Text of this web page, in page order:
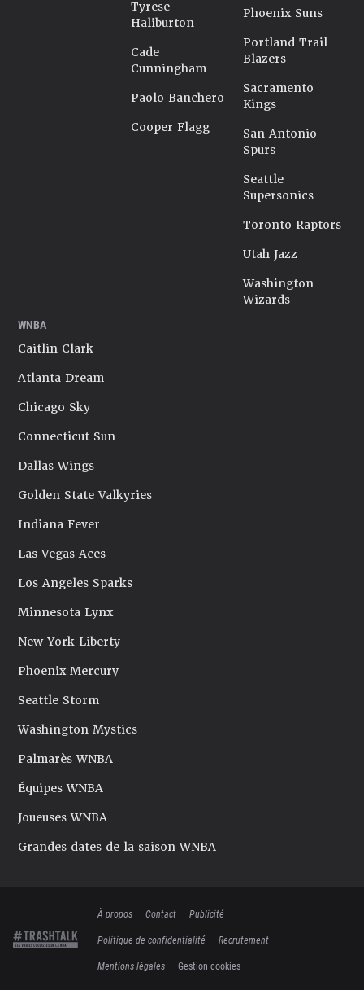
Tyrese
Haliburton
Cade
Cunningham
Paolo Banchero
Cooper Flagg
Phoenix Suns
Portland Trail
Blazers
Sacramento
Kings
San Antonio
Spurs
Seattle
Supersonics
Toronto Raptors
Utah Jazz
Washington
Wizards
WNBA
Caitlin Clark
Atlanta Dream
Chicago Sky
Connecticut Sun
Dallas Wings
Golden State Valkyries
Indiana Fever
Las Vegas Aces
Los Angeles Sparks
Minnesota Lynx
New York Liberty
Phoenix Mercury
Seattle Storm
Washington Mystics
Palmarès WNBA
Équipes WNBA
Joueuses WNBA
Grandes dates de la saison WNBA
À propos Contact
Publicité
Politique de confidentialité
Recrutement
Mentions légales
Gestion cookies